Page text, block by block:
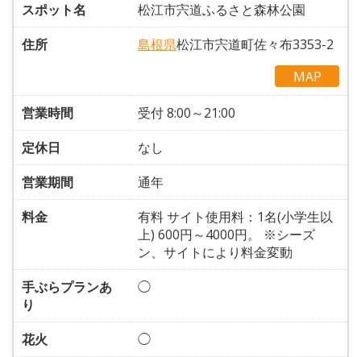
スポット名
松江市宍道ふるさと森林公園
住所
島根県松江市宍道町佐々布3353-2
MAP
営業時間
受付 8:00～21:00
定休日
なし
営業期間
通年
料金
有料 サイト使用料：1名(小学生以
上) 600円～4000円。 ※シーズ
ン、サイトにより料金変動
手ぶらプランあ
り
◯
花火
◯